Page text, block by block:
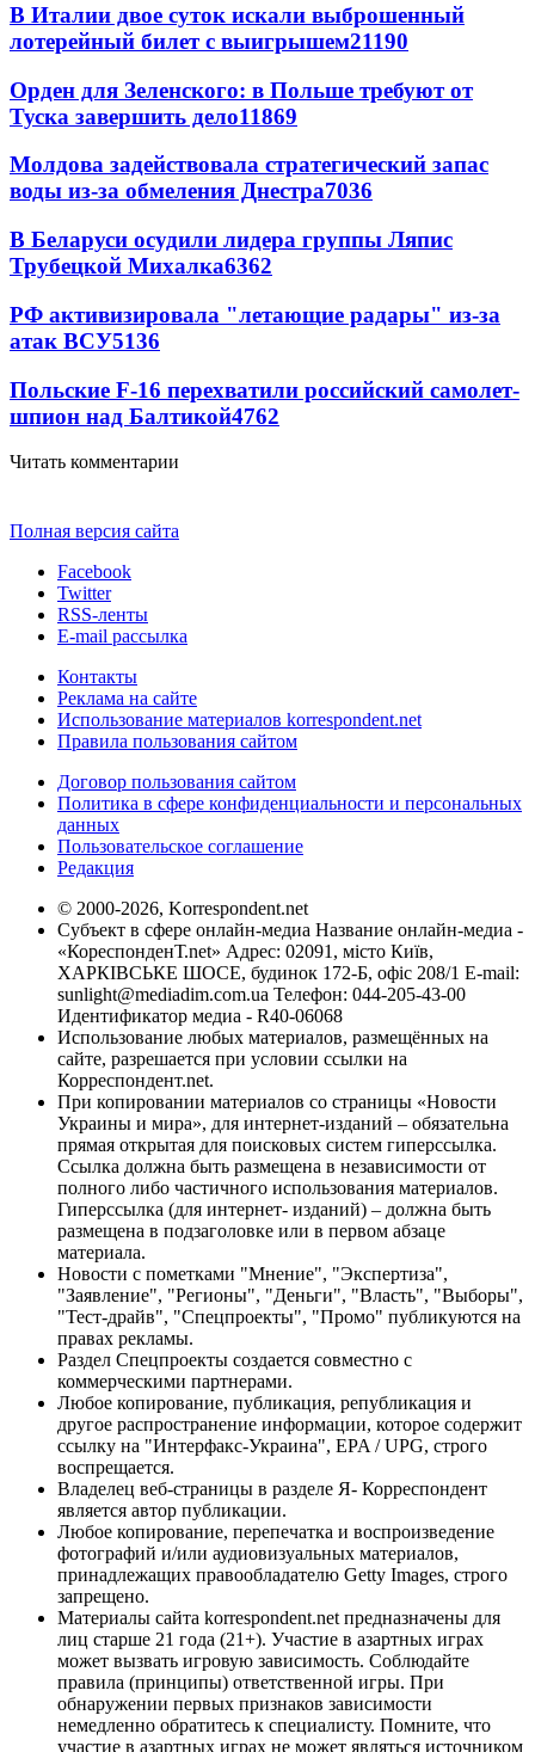
В Италии двое суток искали выброшенный
лотерейный билет с выигрышем21190
Орден для Зеленского: в Польше требуют от
Туска завершить дело11869
Молдова задействовала стратегический запас
воды из-за обмеления Днестра7036
В Беларуси осудили лидера группы Ляпис
Трубецкой Михалка6362
РФ активизировала "летающие радары" из-за
атак ВСУ5136
Польские F-16 перехватили российский самолет-
шпион над Балтикой4762
Читать комментарии
Полная версия сайта
Facebook
Twitter
RSS-ленты
E-mail рассылка
Контакты
Реклама на сайте
Использование материалов korrespondent.net
Правила пользования сайтом
Договор пользования сайтом
Политика в сфере конфиденциальности и персональных
данных
Пользовательское соглашение
Редакция
© 2000-2026, Korrespondent.net
Субъект в сфере онлайн-медиа Название онлайн-медиа -
«КореспонденТ.net» Адрес: 02091, місто Київ,
ХАРКІВСЬКЕ ШОСЕ, будинок 172-Б, офіс 208/1 E-mail:
sunlight@mediadim.com.ua Телефон: 044-205-43-00
Идентификатор медиа - R40-06068
Использование любых материалов, размещённых на
сайте, разрешается при условии ссылки на
Корреспондент.net.
При копировании материалов со страницы «Новости
Украины и мира», для интернет-изданий – обязательна
прямая открытая для поисковых систем гиперссылка.
Ссылка должна быть размещена в независимости от
полного либо частичного использования материалов.
Гиперссылка (для интернет- изданий) – должна быть
размещена в подзаголовке или в первом абзаце
материала.
Новости с пометками "Мнение", "Экспертиза",
"Заявление", "Регионы", "Деньги", "Власть", "Выборы",
"Тест-драйв", "Спецпроекты", "Промо" публикуются на
правах рекламы.
Раздел Спецпроекты создается совместно с
коммерческими партнерами.
Любое копирование, публикация, републикация и
другое распространение информации, которое содержит
ссылку на "Интерфакс-Украина", EPA / UPG, строго
воспрещается.
Владелец веб-страницы в разделе Я- Корреспондент
является автор публикации.
Любое копирование, перепечатка и воспроизведение
фотографий и/или аудиовизуальных материалов,
принадлежащих правообладателю Getty Images, строго
запрещено.
Материалы сайта korrespondent.net предназначены для
лиц старше 21 года (21+). Участие в азартных играх
может вызвать игровую зависимость. Соблюдайте
правила (принципы) ответственной игры. При
обнаружении первых признаков зависимости
немедленно обратитесь к специалисту. Помните, что
участие в азартных играх не может являться источником